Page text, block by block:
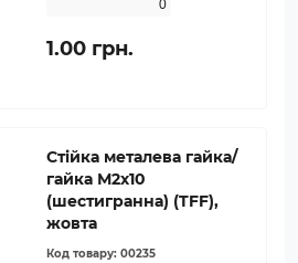
0
1.00 грн.
Стійка металева гайка/
гайка М2х10
(шестигранна) (TFF),
жовта
Код товару: 00235